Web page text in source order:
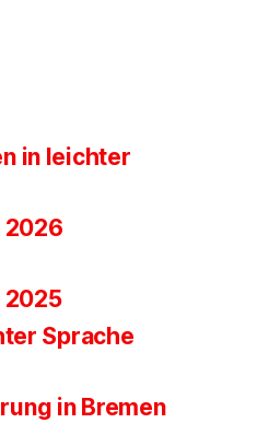
in leichter
2026
2025
Sprache
in Bremen